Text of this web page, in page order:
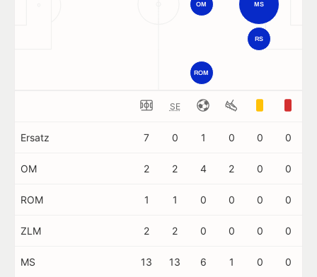
MS
OM
ROM
RS
SE
Ersatz 7 0 1 0 0 0
OM 2 2 4 2 0 0
ROM 1 1 0 0 0 0
ZLM 2 2 0 0 0 0
MS 13 13 6 1 0 0